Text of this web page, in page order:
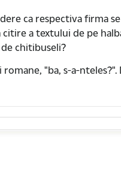
ca respectiva firma
a textului de pe
chitibuseli?
"ba, s-a-